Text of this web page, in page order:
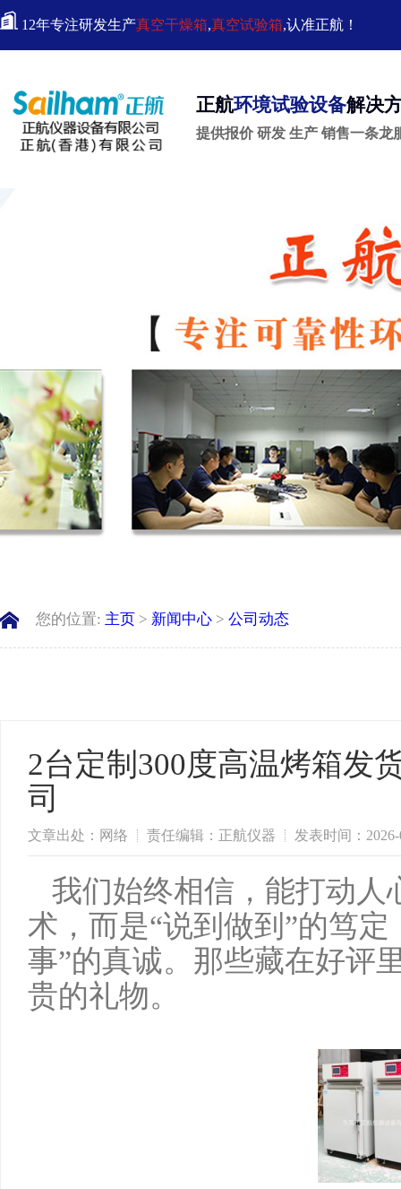
12年专注研发生产真空干燥箱,真空试验箱,认准正航！
正航环境试验设备解决
提供报价 研发 生产 销售一条龙
您的位置: 主页 > 新闻中心 > 公司动态
2台定制300度高温烤箱发
司
文章出处：网络 责任编辑：正航仪器 发表时间：2026-
我们始终相信，能打动人
术，而是“说到做到”的笃
事”的真诚。那些藏在好评
贵的礼物。